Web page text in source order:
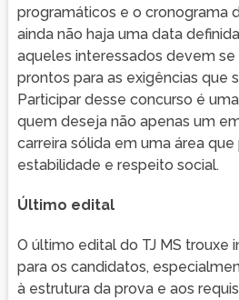
programáticos e o cronograma
ainda não haja uma data
aqueles interessados devem
prontos para as exigências que
Participar desse concurso é
quem deseja não apenas um
carreira sólida em uma área
estabilidade e respeito social.
Último edital
O último edital do TJ MS trouxe
para os candidatos,
à estrutura da prova e aos